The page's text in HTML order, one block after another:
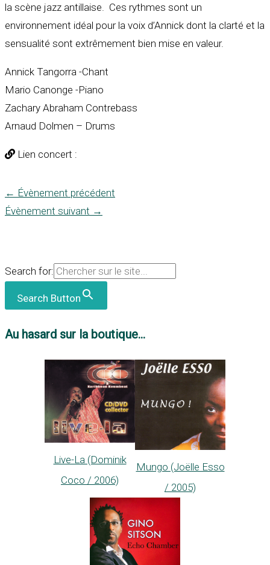
la scène jazz antillaise. Ces rythmes sont un
environnement idéal pour la voix d’Annick dont la clarté et la
sensualité sont extrêmement bien mise en valeur.
Annick Tangorra -Chant
Mario Canonge -Piano
Zachary Abraham Contrebass
Arnaud Dolmen – Drums
Lien concert :
← Évènement précédent
Évènement suivant →
Search for:
Search Button
Au hasard sur la boutique...
Live-La (Dominik
Coco / 2006)
Mungo (Joëlle Esso
/ 2005)